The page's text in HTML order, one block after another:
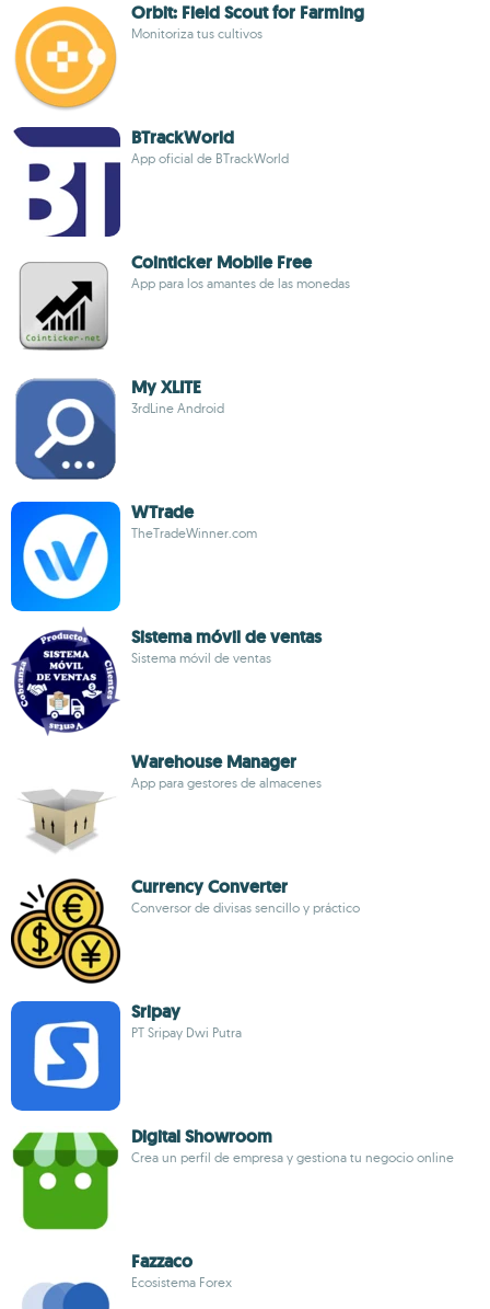
Orbit: Field Scout for Farming
Monitoriza tus cultivos
BTrackWorld
App oficial de BTrackWorld
Cointicker Mobile Free
App para los amantes de las monedas
My XLITE
3rdLine Android
WTrade
TheTradeWinner.com
Sistema móvil de ventas
Sistema móvil de ventas
Warehouse Manager
App para gestores de almacenes
Currency Converter
Conversor de divisas sencillo y práctico
Sripay
PT Sripay Dwi Putra
Digital Showroom
Crea un perfil de empresa y gestiona tu negocio online
Fazzaco
Ecosistema Forex